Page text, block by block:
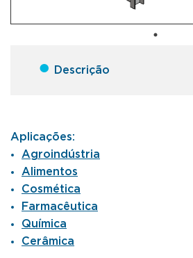
● Descrição
Aplicações:
Agroindústria
Alimentos
Cosmética
Farmacêutica
Química
Cerâmica